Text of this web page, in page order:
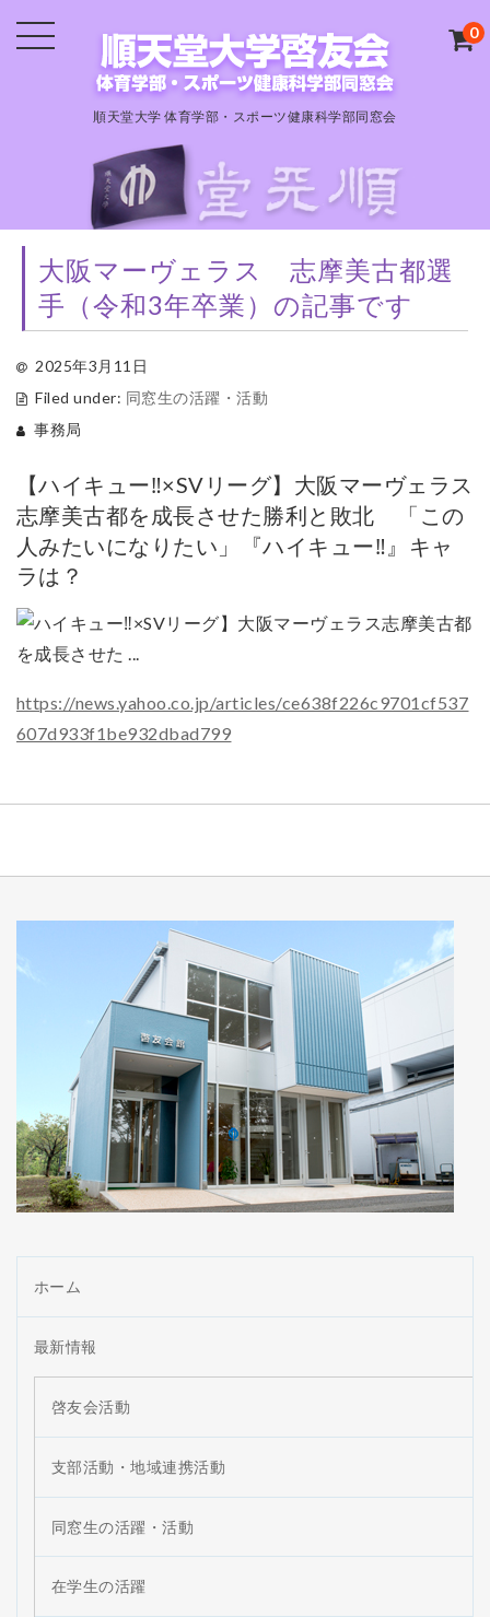
順天堂大学 体育学部・スポーツ健康科学部同窓会
0
大阪マーヴェラス 志摩美古都選
手（令和3年卒業）の記事です
2025年3月11日
Filed under: 同窓生の活躍・活動
事務局
【ハイキュー‼×SVリーグ】大阪マーヴェラス
志摩美古都を成長させた勝利と敗北 「この
人みたいになりたい」『ハイキュー‼』キャ
ラは？
https://news.yahoo.co.jp/articles/ce638f226c9701cf537
607d933f1be932dbad799
ホーム
最新情報
啓友会活動
支部活動・地域連携活動
同窓生の活躍・活動
在学生の活躍